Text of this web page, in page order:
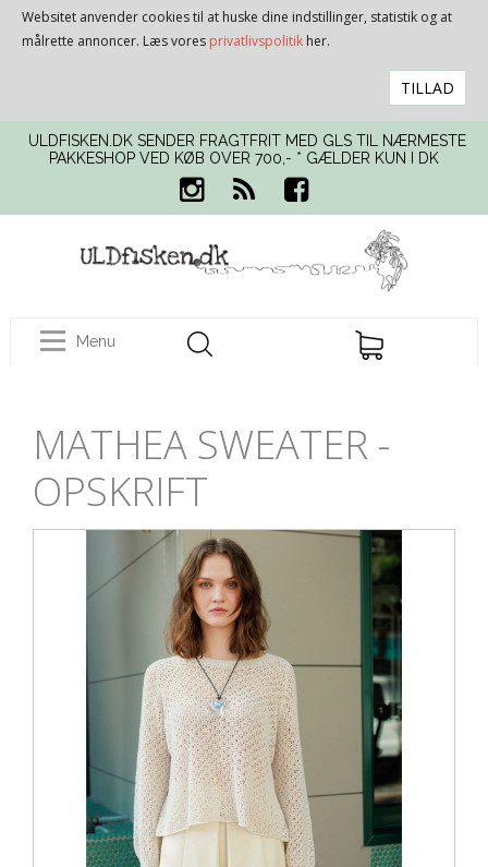
Websitet anvender cookies til at huske dine indstillinger, statistik og at
målrette annoncer. Læs vores privatlivspolitik her.
TILLAD
ULDFISKEN.DK SENDER FRAGTFRIT MED GLS TIL NÆRMESTE
PAKKESHOP VED KØB OVER 700,- * GÆLDER KUN I DK
Menu
MATHEA SWEATER -
OPSKRIFT